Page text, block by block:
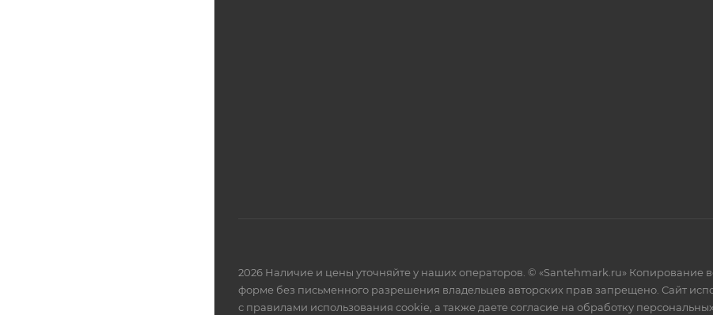
2026 Наличие и цены уточняйте у наших операторов. © «Santehmark.ru» Копирование
форме без письменного разрешения владельцев авторских прав запрещено. Сайт
с правилами использования cookie, а также даете согласие на обработку